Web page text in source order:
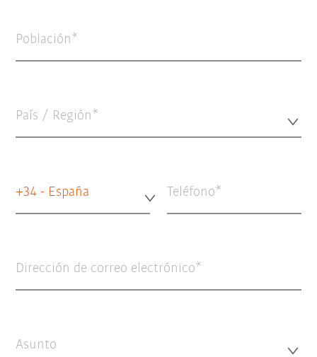
Población
País / Región*
+34 - España Teléfono
Dirección de correo electrónico
Asunto